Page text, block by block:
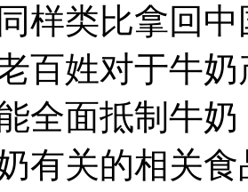
类比拿回中
百姓对于牛
全面抵制牛
有关的相关